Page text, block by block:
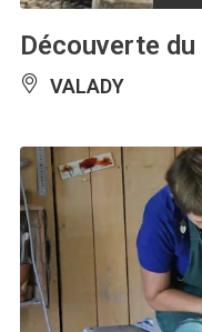
Découverte
VALADY